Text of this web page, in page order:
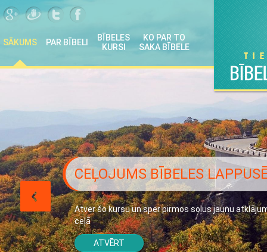
SĀKUMS PAR BĪBELI
BĪBELES
KURSI
KO PAR TO
SAKA BĪBELE
CEĻOJUMS BĪBELES
Atver šo kursu un sper pirmos soļus jaunu
ceļā
ATVĒRT